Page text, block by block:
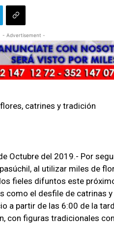
- Advertisement -
catrines y tradición
Octubre del 2019.- Por
al utilizar miles de
fieles difuntos este
como el desfile de catrinas
a partir de las 6:00 de la
con figuras tradicionales